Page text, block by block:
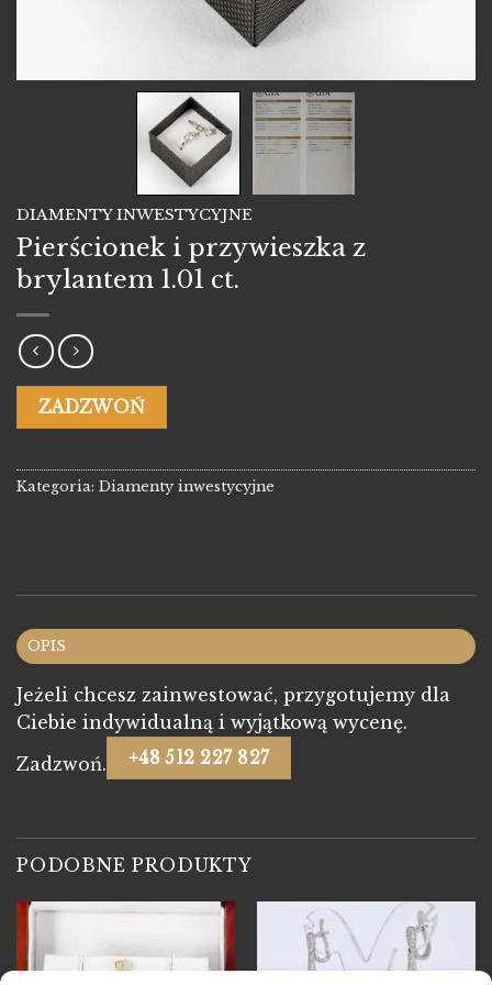
DIAMENTY INWESTYCYJNE
Pierścionek i przywieszka z
brylantem 1.01 ct.
ZADZWOŃ
Kategoria: Diamenty inwestycyjne
OPIS
Jeżeli chcesz zainwestować, przygotujemy dla
Ciebie indywidualną i wyjątkową wycenę.
Zadzwoń.
+48 512 227 827
PODOBNE PRODUKTY